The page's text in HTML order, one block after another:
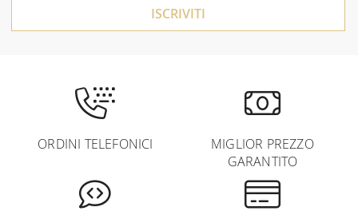
ISCRIVITI
ORDINI TELEFONICI
MIGLIOR PREZZO
GARANTITO